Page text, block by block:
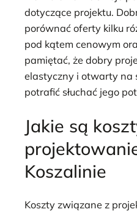
dotyczące projektu.
porównać oferty kilku
pod kątem cenowym
pamiętać, że dobry
elastyczny i otwarty na
potrafić słuchać jego
Jakie są
Koszalinie
Koszty związane z